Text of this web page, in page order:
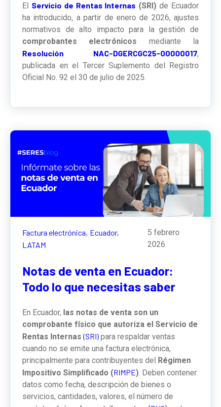
El Servicio de Rentas Internas (SRI) de Ecuador
ha introducido, a partir de enero de 2026, ajustes
normativos de alto impacto para la gestión de
comprobantes electrónicos mediante la
Resolución NAC-DGERCGC25-00000017,
publicada en el Tercer Suplemento del Registro
Oficial No. 92 el 30 de julio de 2025.
Factura electrónica, Ecuador,
LATAM
5 febrero
2026
Notas de venta en Ecuador:
Todo lo que necesitas saber
En Ecuador, las notas de venta son un
comprobante físico que autoriza el Servicio de
Rentas Internas(SRI) para respaldar ventas
cuando no se emite una factura electrónica,
principalmente para contribuyentes del
Régimen
Impositivo Simplificado (RIMPE). Deben contener
datos como fecha, descripción de bienes o
servicios, cantidades, valores, el número de